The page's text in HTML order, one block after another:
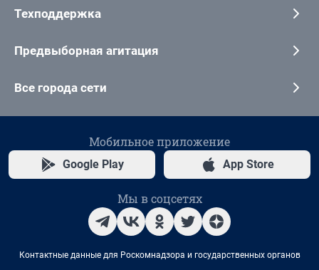
Техподдержка
Предвыборная агитация
Все города сети
Мобильное приложение
Google Play App Store
Мы в соцсетях
Контактные данные для Роскомнадзора и государственных органов